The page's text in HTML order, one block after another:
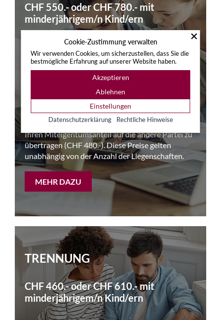
CHF 550.- oder CHF 780.- mit
minderjährigem/n Kind/ern
Onlinescheidung.ch ermöglicht es Ihnen, Ihre
Scheidungsvereinbarung im gegenseitigen
Einvernehmen selbst zu erstellen und das
Begehren an das Gericht zu stellen, um Ihr
Scheidungsurteil zu erwirken. Wenn Sie
Eigentümer einer Liegenschaft sind, können Sie auf
der Website eine Zusatzvereinbarung erstellen,
um Miteigentümer zu bleiben (CHF 350.-) oder
Ihren Miteigentumsanteil auf die andere Partei zu
übertragen (CHF 480.-). Diese Preise gelten
unabhängig von der Anzahl der Liegenschaften.
MEHR DAZU
TRENNUNG
CHF 460.- oder CHF 610.- mit
minderjährigem/n Kind/ern
Cookie-Zustimmung verwalten
Wir verwenden Cookies, um sicherzustellen, dass Sie die
bestmögliche Erfahrung auf unserer Website haben.
Akzeptieren
Ablehnen
Einstellungen
Datenschutzerklärung Rechtliche Hinweise